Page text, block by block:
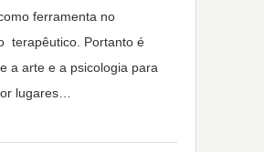
ferramenta no
terapêutico. Portanto é
a arte e a psicologia para
lugares…